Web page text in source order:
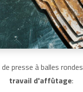
presse à balles rondes
travail d'affûtage: